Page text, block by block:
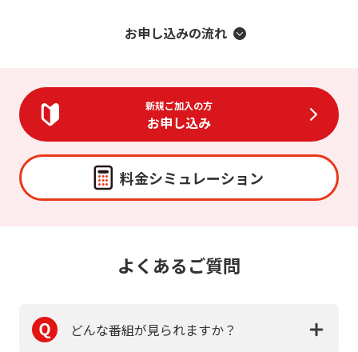
お申し込みの流れ
新規ご加入の方
お申し込み
料金シミュレーション
よくあるご質問
どんな番組が見られますか？